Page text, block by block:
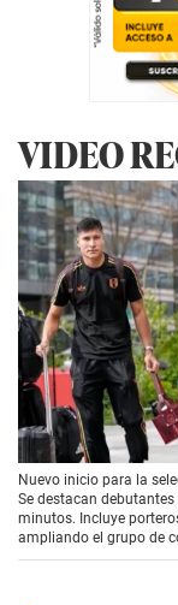
VIDEO
00:00 /
Nuevo inicio para la
Se destacan
minutos. Incluye
ampliando el grupo de